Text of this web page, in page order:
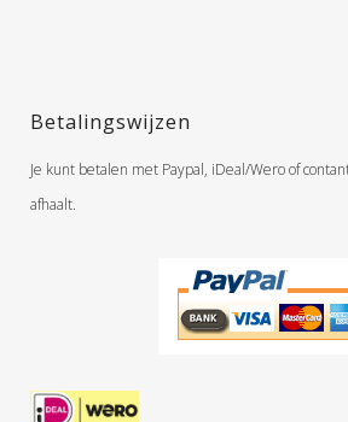
Betalingswijzen
Je kunt betalen met Paypal, iDeal/Wero of
afhaalt.